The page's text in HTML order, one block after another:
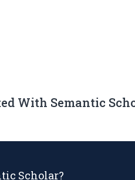
With Semantic
Scholar?